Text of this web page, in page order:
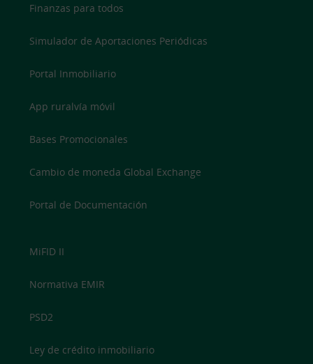
Finanzas para todos
Simulador de Aportaciones Periódicas
Portal Inmobiliario
App ruralvía móvil
Bases Promocionales
Cambio de moneda Global Exchange
Portal de Documentación
MiFID II
Normativa EMIR
PSD2
Ley de crédito inmobiliario